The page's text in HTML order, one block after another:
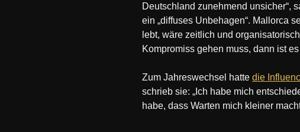
Deutschland zunehmend unsicher“,
ein „diffuses Unbehagen“. Mallorca
lebt, wäre zeitlich und
Kompromiss gehen muss, dann ist
Zum Jahreswechsel hatte die
schrieb sie: „Ich habe mich
habe, dass Warten mich kleiner